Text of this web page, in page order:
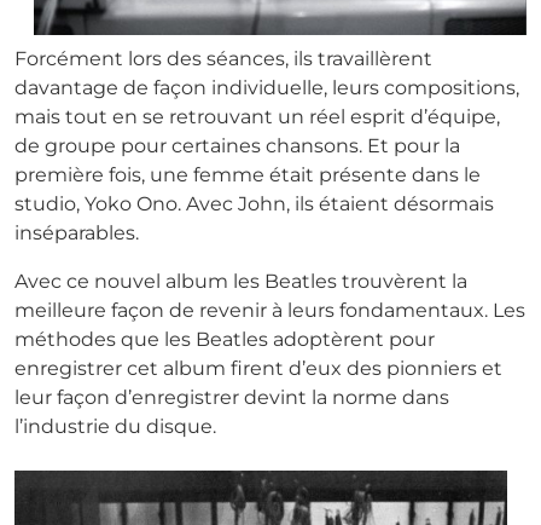
Forcément lors des séances, ils travaillèrent
davantage de façon individuelle, leurs compositions,
mais tout en se retrouvant un réel esprit d’équipe,
de groupe pour certaines chansons. Et pour la
première fois, une femme était présente dans le
studio, Yoko Ono. Avec John, ils étaient désormais
inséparables.
Avec ce nouvel album les Beatles trouvèrent la
meilleure façon de revenir à leurs fondamentaux. Les
méthodes que les Beatles adoptèrent pour
enregistrer cet album firent d’eux des pionniers et
leur façon d’enregistrer devint la norme dans
l’industrie du disque.